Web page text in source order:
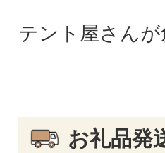
テント屋さん
お礼品発